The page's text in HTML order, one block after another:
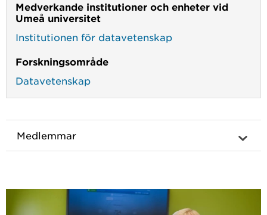
Medverkande institutioner och enheter vid
Umeå universitet
Institutionen för datavetenskap
Forskningsområde
Datavetenskap
Medlemmar